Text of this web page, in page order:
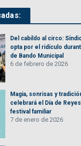
Del cabildo al circo:
opta por el ridículo
de Bando Municipal
6 de febrero de 2026
Magia, sonrisas y
celebrará el Día de
festival familiar
7 de enero de 2026